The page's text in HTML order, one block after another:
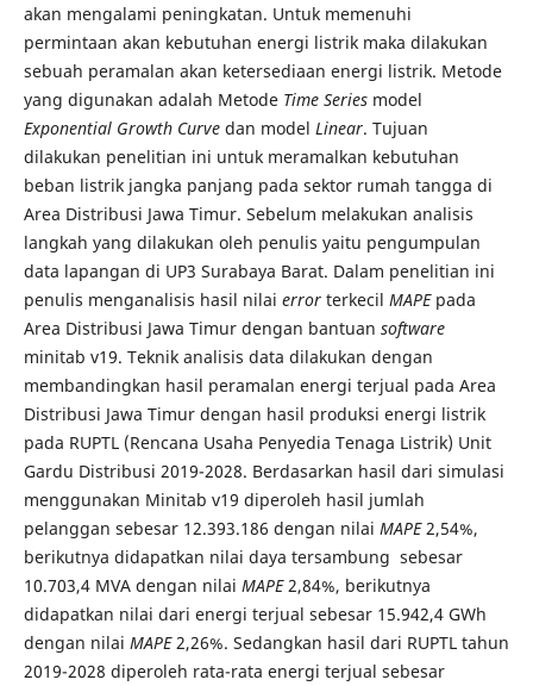
akan mengalami peningkatan. Untuk memenuhi
permintaan akan kebutuhan energi listrik maka dilakukan
sebuah peramalan akan ketersediaan energi listrik. Metode
yang digunakan adalah Metode Time Series model
Exponential Growth Curve dan model Linear. Tujuan
dilakukan penelitian ini untuk meramalkan kebutuhan
beban listrik jangka panjang pada sektor rumah tangga di
Area Distribusi Jawa Timur. Sebelum melakukan analisis
langkah yang dilakukan oleh penulis yaitu pengumpulan
data lapangan di UP3 Surabaya Barat. Dalam penelitian ini
penulis menganalisis hasil nilai errorterkecil MAPEpada
Area Distribusi Jawa Timur dengan bantuan software
minitab v19. Teknik analisis data dilakukan dengan
membandingkan hasil peramalan energi terjual pada Area
Distribusi Jawa Timur dengan hasil produksi energi listrik
pada RUPTL (Rencana Usaha Penyedia Tenaga Listrik) Unit
Gardu Distribusi 2019-2028. Berdasarkan hasil dari simulasi
menggunakan Minitab v19 diperoleh hasil jumlah
pelanggan sebesar 12.393.186 dengan nilai MAPE2,54%,
berikutnya didapatkan nilai daya tersambung sebesar
10.703,4 MVA dengan nilai MAPE2,84%, berikutnya
didapatkan nilai dari energi terjual sebesar 15.942,4 GWh
dengan nilai MAPE2,26%. Sedangkan hasil dari RUPTL tahun
2019-2028 diperoleh rata-rata energi terjual sebesar